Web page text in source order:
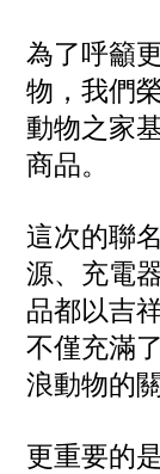
為了呼籲
物，我們
動物之家
商品。
這次的聯
源、充電
品都以吉
不僅充滿
浪動物的
更重要的